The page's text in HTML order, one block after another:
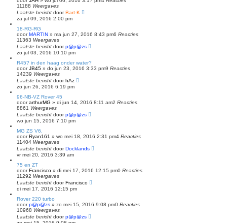
11188 Weergaves
Laatste bericht doorBart-K
za jul 09, 2016 2:00 pm
18-RG-RG
doorMARTIN » ma jun 27, 2016 8:43 pm6 Reacties
11363 Weergaves
Laatste bericht doorp@p@zs
zo jul 03, 2016 10:10 pm
R45? in den haag onder water?
doorJB45 » do jun 23, 2016 3:33 pm9 Reacties
14239 Weergaves
Laatste bericht doorhAz
zo jun 26, 2016 6:19 pm
96-NB-VZ Rover 45
doorarthurMG » di jun 14, 2016 8:11 am2 Reacties
8861 Weergaves
Laatste bericht doorp@p@zs
wo jun 15, 2016 7:10 pm
MG ZS V6.
doorRyan161 » wo mei 18, 2016 2:31 pm4 Reacties
11404 Weergaves
Laatste bericht doorDocklands
vr mei 20, 2016 3:39 am
75 en ZT
doorFrancisco » di mei 17, 2016 12:15 pm0 Reacties
11292 Weergaves
Laatste bericht doorFrancisco
di mei 17, 2016 12:15 pm
Rover 220 turbo
doorp@p@zs » zo mei 15, 2016 9:08 pm0 Reacties
10968 Weergaves
Laatste bericht doorp@p@zs